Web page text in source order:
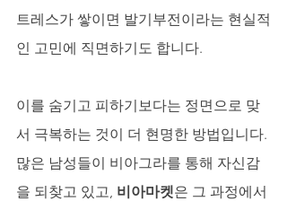
트레스가 쌓이면 발기부전이라는 현실적
인 고민에 직면하기도 합니다.
이를 숨기고 피하기보다는 정면으로 맞
서 극복하는 것이 더 현명한 방법입니다.
많은 남성들이 비아그라를 통해 자신감
을 되찾고 있고, 비아마켓은 그 과정에서